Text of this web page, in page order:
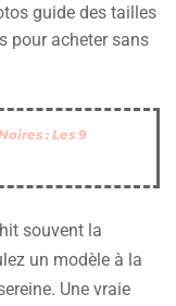
guide des tailles
pour acheter sans
: Les 9
souvent la
un modèle à la
Une vraie